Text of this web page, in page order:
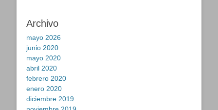
Archivo
mayo 2026
junio 2020
mayo 2020
abril 2020
febrero 2020
enero 2020
diciembre 2019